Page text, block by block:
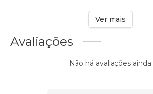
Ver mais
Avaliações
Não há avaliações ainda.